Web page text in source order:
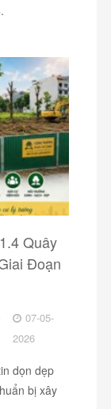
Quây
Đoạn
07-05-
2026
dọn dẹp
bị xây